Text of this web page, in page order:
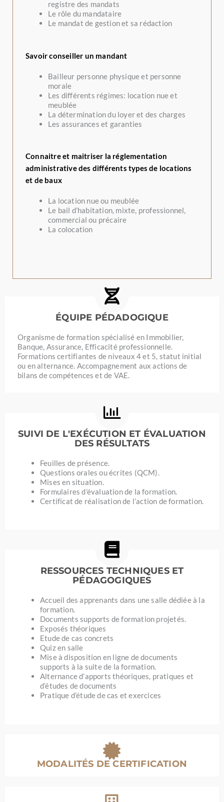
registre des mandats
Le rôle du mandataire
Le mandat de gestion et sa rédaction
Savoir conseiller un mandant
Bailleur personne physique et personne
morale
Les différents régimes: location nue et
meublée
La détermination du loyer et des charges
Les assurances et garanties
Connaitre et maitriser la réglementation
administrative des différents types de locations
et de baux
La location nue ou meublée
Le bail d’habitation, mixte, professionnel,
commercial ou précaire
La colocation
ÉQUIPE PÉDADOGIQUE
Organisme de formation spécialisé en Immobilier,
Banque, Assurance, Efficacité professionnelle.
Formations certifiantes de niveaux 4 et 5, statut initial
ou en alternance. Accompagnement aux actions de
bilans de compétences et de VAE.
SUIVI DE L'EXÉCUTION ET ÉVALUATION
DES RÉSULTATS
Feuilles de présence.
Questions orales ou écrites (QCM).
Mises en situation.
Formulaires d’évaluation de la formation.
Certificat de réalisation de l’action de formation.
RESSOURCES TECHNIQUES ET
PÉDAGOGIQUES
Accueil des apprenants dans une salle dédiée à la
formation.
Documents supports de formation projetés.
Exposés théoriques
Etude de cas concrets
Quiz en salle
Mise à disposition en ligne de documents
supports à la suite de la formation.
Alternance d’apports théoriques, pratiques et
d’études de documents
Pratique d’étude de cas et exercices
MODALITÉS DE CERTIFICATION